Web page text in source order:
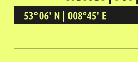
Kultur Vor Ort
BREMEN GRÖPELINGEN